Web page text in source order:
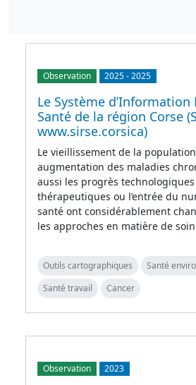
Observation 2025-2025
Le Système d’Information
Santé de la région Corse
www.sirse.corsica)
Le vieillissement de la
augmentation des maladies
aussi les progrès
thérapeutiques ou l’entrée du
santé ont considérablement
les approches en matière de
Outils cartographiques
Santé
Santé travail
Cancer
Observation 2023